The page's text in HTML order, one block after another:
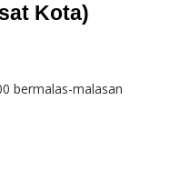
Kota)
bermalas-malasan